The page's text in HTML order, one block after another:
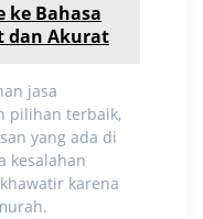
ke Bahasa
dan Akurat
jasa
pilihan terbaik,
yang ada di
kesalahan
karena